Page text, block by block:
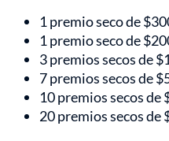
1 premio seco de
1 premio seco de
3 premios secos de
7 premios secos de
10 premios secos de
20 premios secos de